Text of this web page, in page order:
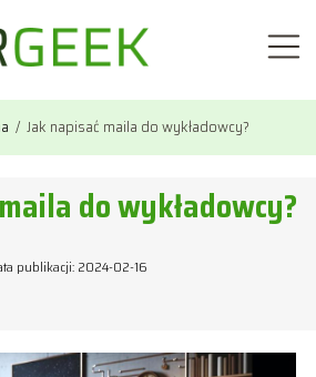
/ Jak napisać maila do wykładowcy?
do wykładowcy?
publikacji: 2024-02-16